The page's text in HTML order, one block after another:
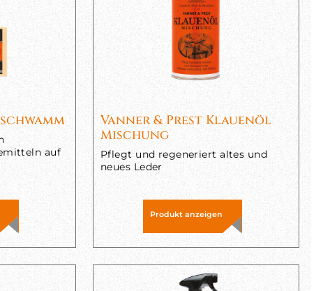
auf
Vanner & Prest Klauenöl
Mischung
Pflegt und regeneriert altes und
neues Leder
Produkt anzeigen